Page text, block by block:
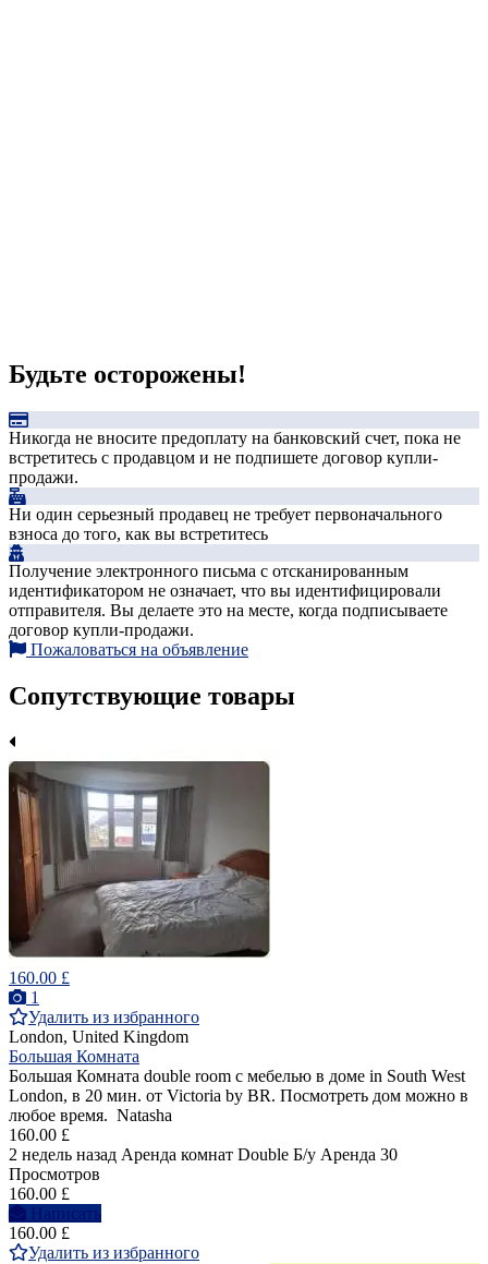
Будьте осторожены!
Никогда не вносите предоплату на банковский счет, пока не
встретитесь с продавцом и не подпишете договор купли-
продажи.
Ни один серьезный продавец не требует первоначального
взноса до того, как вы встретитесь
Получение электронного письма с отсканированным
идентификатором не означает, что вы идентифицировали
отправителя. Вы делаете это на месте, когда подписываете
договор купли-продажи.
Пожаловаться на объявление
Сопутствующие товары
160.00 £
1
Удалить из избранного
London, United Kingdom
Большая Комната
Большая Комната double room с мебелью в доме in South West
London, в 20 мин. от Victoria by BR. Посмотреть дом можно в
любое время. Natasha
160.00 £
2 недель назад Аренда комнат Double Б/у Аренда 30
Просмотров
160.00 £
Написать
160.00 £
Удалить из избранного